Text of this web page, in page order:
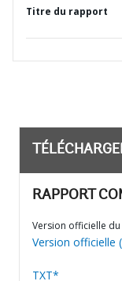
Titre du rapport
RAPPORT
Version officielle
Version officielle
TXT*